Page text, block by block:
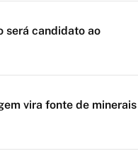
será candidato ao
vira fonte de minerais